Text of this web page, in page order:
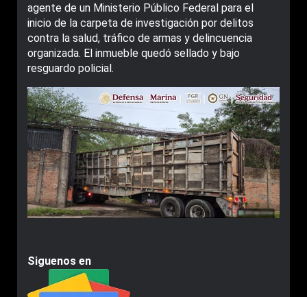
agente de un Ministerio Público Federal para el
inicio de la carpeta de investigación por delitos
contra la salud, tráfico de armas y delincuencia
organizada. El inmueble quedó sellado y bajo
resguardo policial.
Siguenos en